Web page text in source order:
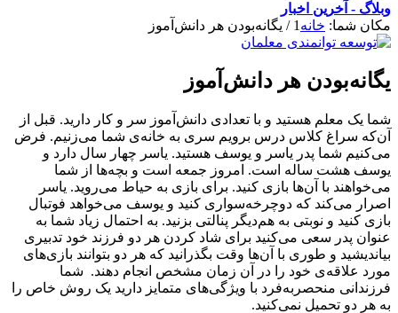
وبلاگ - آخرین اخبار
مکان شما: خانه 1
/ یگانه‌بودن هر دانش‌آموز
یگانه‌بودن هر دانش‌آموز
شما یک معلم هستید و با تعدادی دانش‌آموز سر و کار دارید. قبل از
آن‌که سراغ کلاس درس برویم سری به خانه‌ی شما می‌زنیم. فرض
می‌کنیم شما پدر یاسر و یوسف هستید. یاسر چهار سال دارد و
یوسف هشت ساله است. امروز جمعه است و بچه‌ها از شما
می‌خواهند با آن‌ها بازی کنید. برای بازی به حیاط می‌روید. یاسر
اصرار می‌کند که دوچرخه‌سواری کنید و یوسف می‌خواهد فوتبال
بازی کنید و نوبتی به هم‌دیگر پنالتی بزنید. به احتمال زیاد شما به
عنوان پدر سعی می‌کنید برای شاد کردن هر دو فرزند خود تدبیری
بیاندیشید و طوری با آن‌ها وقت بگذرانید که هر دو بتوانند بازی‌های
مورد علاقه‌ی خود را در آن زمان مشخص انجام دهند. شما
فرزندانی منحصربه‌فرد با ویژگی‌های متمایز دارید یک روش خاص را
به هر دو تحمیل نمی‌کنید.